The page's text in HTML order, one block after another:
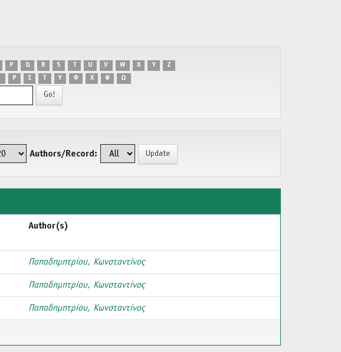
P Q R S T U V W X Y
Z
Ρ Σ Τ Υ Φ Χ Ψ Ω
Authors/Record:
Author(s)
Παπαδημητρίου, Κωνσταντίνος
Παπαδημητρίου, Κωνσταντίνος
Παπαδημητρίου, Κωνσταντίνος